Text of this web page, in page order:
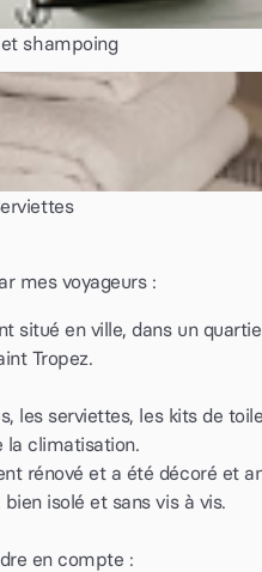
shampoing
mes voyageurs :
situé en ville, dans un
Tropez.
les serviettes, les kits de
la climatisation.
rénové et a été décoré et
isolé et sans vis à vis.
en compte :